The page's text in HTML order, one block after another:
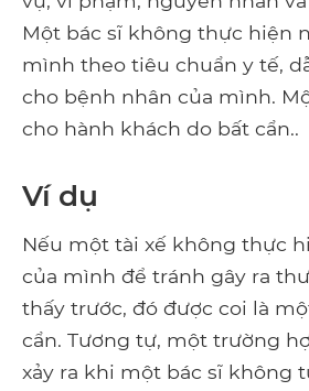
Một bác sĩ không thực hiện
mình theo tiêu chuẩn y tế,
cho bệnh nhân của mình.
cho hành khách do bất cẩn..
Ví dụ
Nếu một tài xế không thực
của mình để tránh gây ra
thấy trước, đó được coi là
cẩn. Tương tự, một trường
xảy ra khi một bác sĩ không